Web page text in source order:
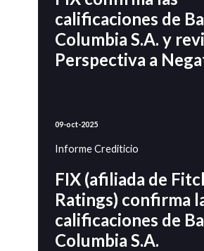
calificaciones de
Columbia S.A. y
Perspectiva a
09-oct-2025
Informe Crediticio
FIX (afiliada de
Ratings) confirma
calificaciones de
Columbia S.A.